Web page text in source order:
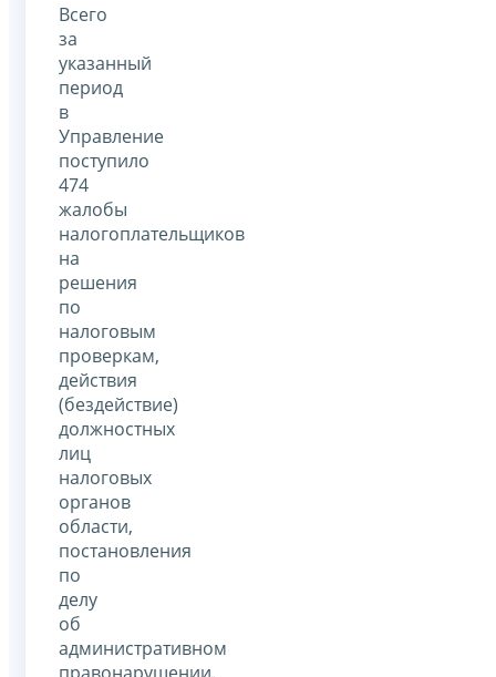
Всего
за
указанный
период
в
Управление
поступило
474
жалобы
налогоплательщиков
на
решения
по
налоговым
проверкам,
действия
(бездействие)
должностных
лиц
налоговых
органов
области,
постановления
по
делу
об
административном
правонарушении,